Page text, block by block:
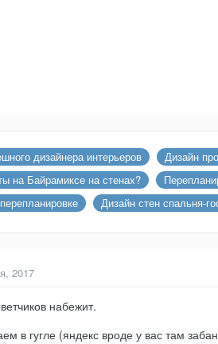
дизайнера интерьеров
Дизайн
на Байрамиксе на стенах?
Дизайн стен спальня-
2017
набежит.
в гугле (яндекс вроде у вас там